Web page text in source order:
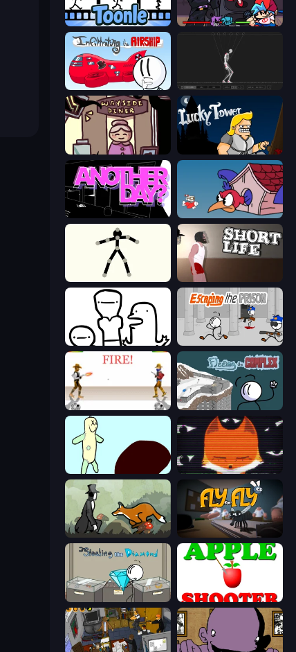
Toonle Friday Night Funkin'
Infiltrating the Airship Skeleton Simulator
Diner in the Storm Lucky Tower
Is Today Another Day? Cuphead
Stick Animator Short Life
I Don't Even Know Escaping the Prison
Gunblood Fleeing the Complex
Doodieman Voodoo SYNTAXIA
The Illusionist's Dream Fly for Fly
Stealing the Diamond Apple Shooter